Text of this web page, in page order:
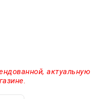
актуальную